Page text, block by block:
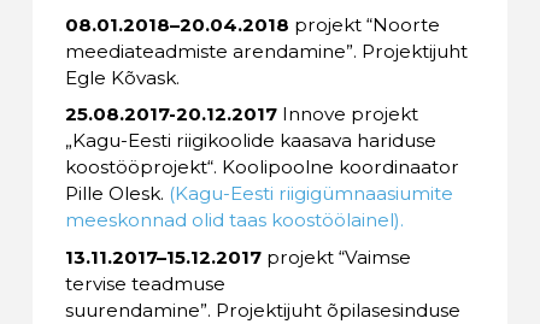
08.01.2018–20.04.2018 projekt “Noorte
meediateadmiste arendamine”. Projektijuht
Egle Kõvask.
25.08.2017-20.12.2017Innove projekt
„Kagu-Eesti riigikoolide kaasava hariduse
koostööprojekt“. Koolipoolne koordinaator
Pille Olesk. (Kagu-Eesti riigigümnaasiumite
meeskonnad olid taas koostöölainel).
13.11.2017–15.12.2017projekt “Vaimse
tervise teadmuse
suurendamine”. Projektijuht õpilasesinduse